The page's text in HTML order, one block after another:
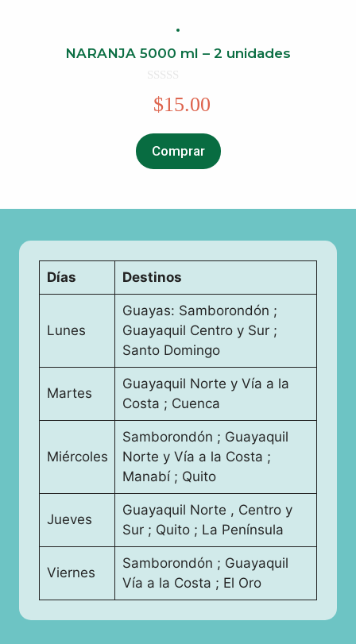
NARANJA 5000 ml – 2 unidades
o
$15.00
Comprar
Días Destinos
Lunes
Guayas: Samborondón ;
Guayaquil Centro y Sur ;
Santo Domingo
Martes
Guayaquil Norte y Vía a la
Costa ; Cuenca
Miércoles
Samborondón ; Guayaquil
Norte y Vía a la Costa ;
Manabí ; Quito
Jueves
Guayaquil Norte , Centro y
Sur ; Quito ; La Península
Viernes
Samborondón ; Guayaquil
Vía a la Costa ; El Oro